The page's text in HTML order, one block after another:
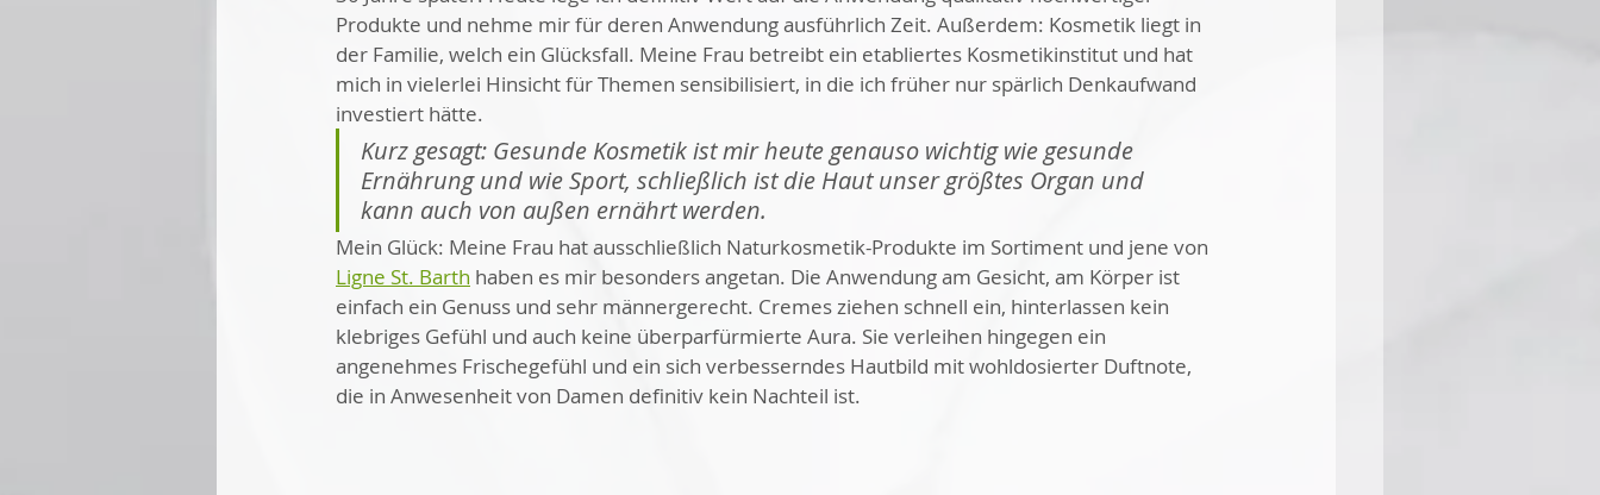
Produkte und nehme mir für deren Anwendung ausführlich Zeit. Außerdem: Kosmetik liegt in
der Familie, welch ein Glücksfall. Meine Frau betreibt ein etabliertes Kosmetikinstitut und hat
mich in vielerlei Hinsicht für Themen sensibilisiert, in die ich früher nur spärlich Denkaufwand
investiert hätte.
Kurz gesagt: Gesunde Kosmetik ist mir heute genauso wichtig wie gesunde
Ernährung und wie Sport, schließlich ist die Haut unser größtes Organ und
kann auch von außen ernährt werden.
Mein Glück: Meine Frau hat ausschließlich Naturkosmetik-Produkte im Sortiment und jene von
Ligne St. Barth haben es mir besonders angetan. Die Anwendung am Gesicht, am Körper ist
einfach ein Genuss und sehr männergerecht. Cremes ziehen schnell ein, hinterlassen kein
klebriges Gefühl und auch keine überparfürmierte Aura. Sie verleihen hingegen ein
angenehmes Frischegefühl und ein sich verbesserndes Hautbild mit wohldosierter Duftnote,
die in Anwesenheit von Damen definitiv kein Nachteil ist.